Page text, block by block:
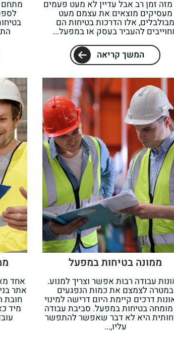
זמן רב אבל עדיין לא מעט פעמים
מעסיקים מוצאים את עצמם מעט
מבולבלים, אלו הדרכות בטיחות הם
להעביר בעסק או במפעל...
המשך קריאה
מתחם
ממונה בטיחות במפעל
עבודה רבות אפשר וצריך למנוע.
במטרה לצמצם את כמות הנפגעים
דרכים קיימת היום דרישה למינוי
בטיחות במפעל. סביבת עבודה
היא לא דבר שאפשר להתפשר
עליו,...
אחד
אתר
חובת